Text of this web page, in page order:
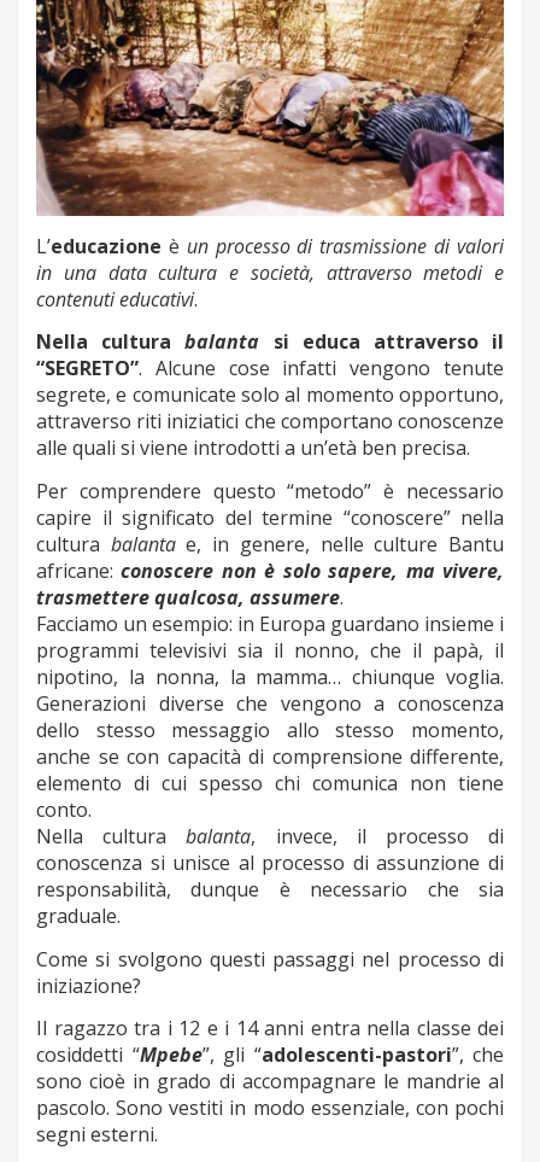
L’educazione è un processo di trasmissione di valori
in una data cultura e società, attraverso metodi e
contenuti educativi.
Nella culturabalanta si educa attraverso il
“SEGRETO”. Alcune cose infatti vengono tenute
segrete, e comunicate solo al momento opportuno,
attraverso riti iniziatici che comportano conoscenze
alle quali si viene introdotti a un’età ben precisa.
Per comprendere questo “metodo” è necessario
capire il significato del termine “conoscere” nella
cultura balantae, in genere, nelle culture Bantu
africane:conoscere non è solo sapere, ma vivere,
trasmettere qualcosa, assumere.
Facciamo un esempio: in Europa guardano insieme i
programmi televisivi sia il nonno, che il papà, il
nipotino, la nonna, la mamma… chiunque voglia.
Generazioni diverse che vengono a conoscenza
dello stesso messaggio allo stesso momento,
anche se con capacità di comprensione differente,
elemento di cui spesso chi comunica non tiene
conto.
Nella culturabalanta, invece, il processo di
conoscenza si unisce al processo di assunzione di
responsabilità, dunque è necessario che sia
graduale.
Come si svolgono questi passaggi nel processo di
iniziazione?
Il ragazzo tra i 12 e i 14 anni entra nella classe dei
cosiddetti “Mpebe”, gli “adolescenti-pastori”, che
sono cioè in grado di accompagnare le mandrie al
pascolo. Sono vestiti in modo essenziale, con pochi
segni esterni.